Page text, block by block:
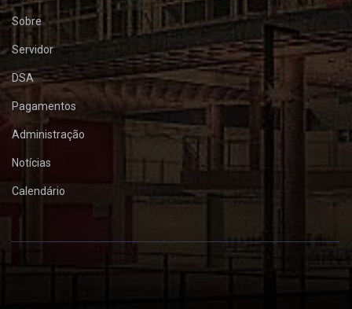
Sobre
Servidor
DSA
Pagamentos
Administração
Notícias
Calendário